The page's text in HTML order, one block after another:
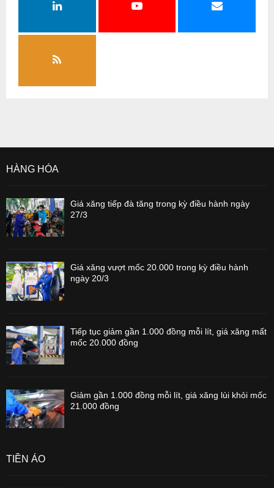
HÀNG HÓA
Giá xăng tiếp đà tăng trong kỳ điều hành ngày
27/3
Giá xăng vượt mốc 20.000 trong kỳ điều hành
ngày 20/3
Tiếp tục giảm gần 1.000 đồng mỗi lít, giá xăng mất
mốc 20.000 đồng
Giảm gần 1.000 đồng mỗi lít, giá xăng lùi khỏi mốc
21.000 đồng
TIỀN ẢO